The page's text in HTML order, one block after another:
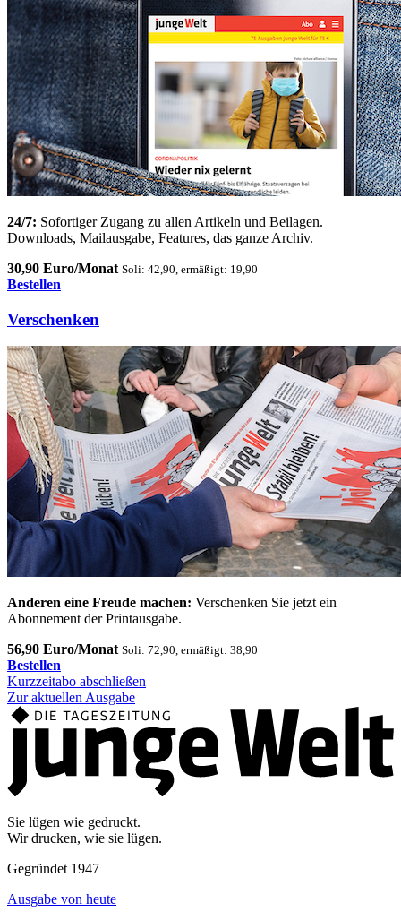
24/7: Sofortiger Zugang zu allen Artikeln und Beilagen.
Downloads, Mailausgabe, Features, das ganze Archiv.
30,90 Euro/Monat Soli: 42,90, ermäßigt: 19,90
Bestellen
Verschenken
Anderen eine Freude machen: Verschenken Sie jetzt ein
Abonnement der Printausgabe.
56,90 Euro/Monat Soli: 72,90, ermäßigt: 38,90
Bestellen
Kurzzeitabo abschließen
Zur aktuellen Ausgabe
Sie lügen wie gedruckt.
Wir drucken, wie sie lügen.
Gegründet 1947
Ausgabe von heute